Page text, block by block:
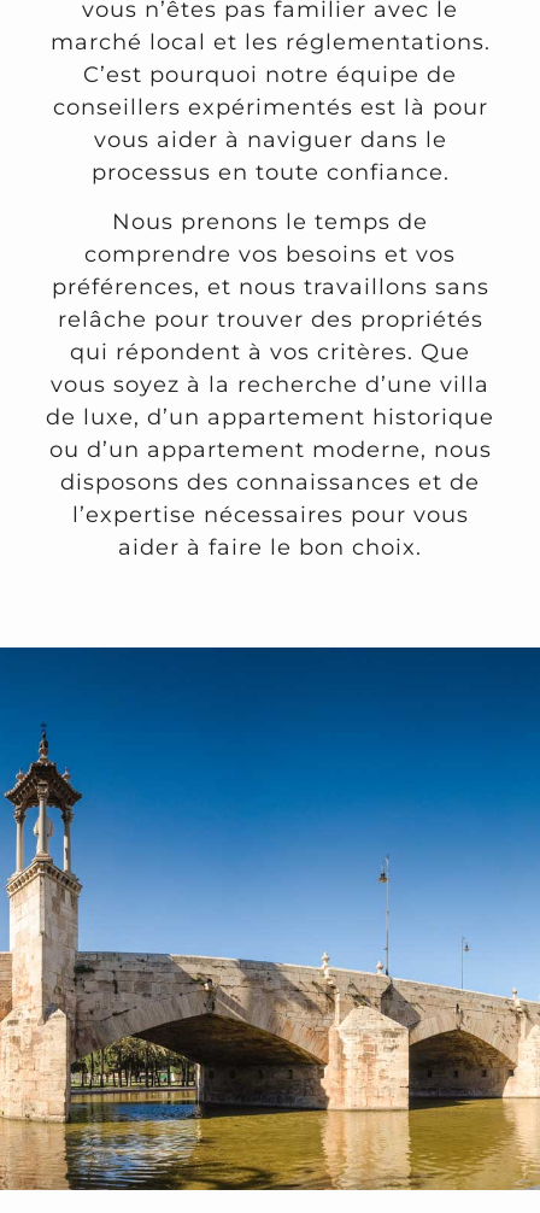
vous n’êtes pas familier avec le
marché local et les réglementations.
C’est pourquoi notre équipe de
conseillers expérimentés est là pour
vous aider à naviguer dans le
processus en toute confiance.
Nous prenons le temps de
comprendre vos besoins et vos
préférences, et nous travaillons sans
relâche pour trouver des propriétés
qui répondent à vos critères. Que
vous soyez à la recherche d’une villa
de luxe, d’un appartement historique
ou d’un appartement moderne, nous
disposons des connaissances et de
l’expertise nécessaires pour vous
aider à faire le bon choix.